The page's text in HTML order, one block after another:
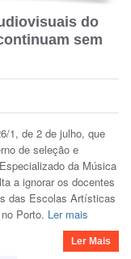
do
sem
1, de 2 de julho, que
de seleção e
da Música
a ignorar os docentes
das Escolas Artísticas
Porto. Ler mais
Ler Mais